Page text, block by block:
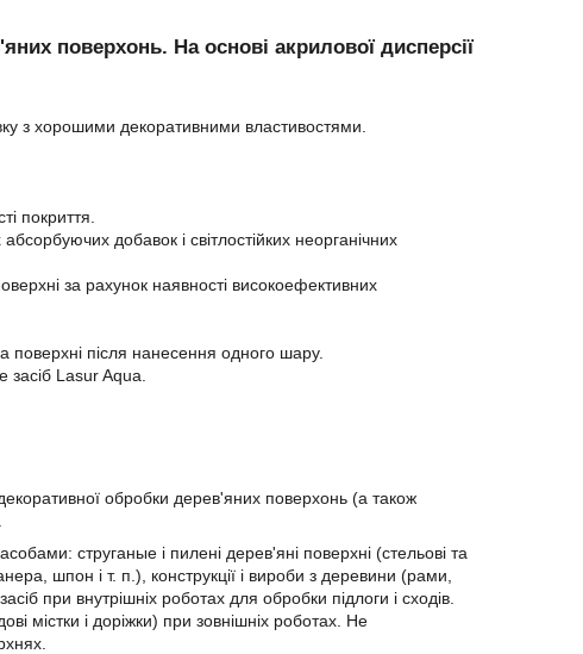
поверхонь. На основі акрилової дисперсії
з хорошими декоративними властивостями.
покриття.
добавок і світлостійких неорганічних
за рахунок наявності високоефективних
після нанесення одного шару.
засіб Lasur Aqua.
обробки дерев'яних поверхонь (а також
струганые і пилені дерев'яні поверхні (стельові та
шпон і т. п.), конструкції і вироби з деревини (рами,
при внутрішніх роботах для обробки підлоги і сходів.
містки і доріжки) при зовнішніх роботах. Не